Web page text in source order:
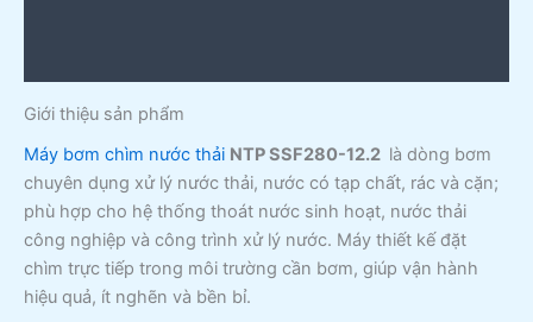
Giới thiệu sản phẩm
Máy bơm chìm nước thải NTP SSF280-12.2 là dòng bơm
chuyên dụng xử lý nước thải, nước có tạp chất, rác và cặn;
phù hợp cho hệ thống thoát nước sinh hoạt, nước thải
công nghiệp và công trình xử lý nước. Máy thiết kế đặt
chìm trực tiếp trong môi trường cần bơm, giúp vận hành
hiệu quả, ít nghẽn và bền bỉ.